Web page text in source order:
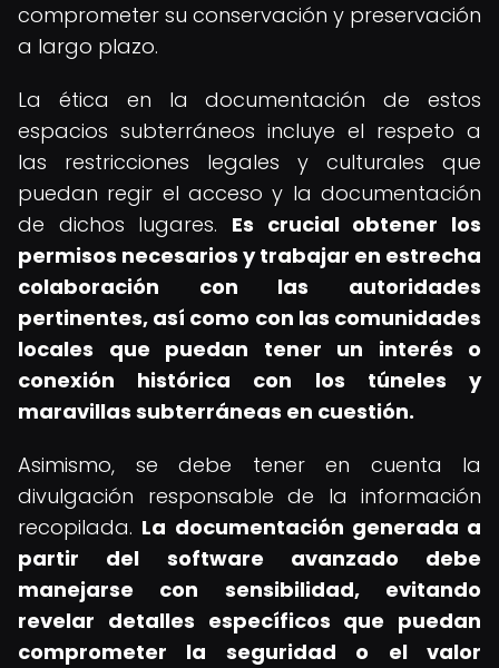
comprometer su conservación y preservación
a largo plazo.
La ética en la documentación de estos
espacios subterráneos incluye el respeto a
las restricciones legales y culturales que
puedan regir el acceso y la documentación
de dichos lugares. Es crucial obtener los
permisos necesarios y trabajar en estrecha
colaboración con las autoridades
pertinentes, así como con las comunidades
locales que puedan tener un interés o
conexión histórica con los túneles y
maravillas subterráneas en cuestión.
Asimismo, se debe tener en cuenta la
divulgación responsable de la información
recopilada. La documentación generada a
partir del software avanzado debe
manejarse con sensibilidad, evitando
revelar detalles específicos que puedan
comprometer la seguridad o el valor